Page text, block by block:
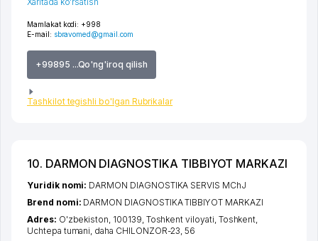
Mamlakat kodi: +998
E-mail: sbravomed@gmail.com
+99895 ...Qo'ng'iroq qilish
Tashkilot tegishli bo'lgan Rubrikalar
10. DARMON DIAGNOSTIKA TIBBIYOT MARKAZI
Yuridik nomi: DARMON DIAGNOSTIKA SERVIS MChJ
Brend nomi: DARMON DIAGNOSTIKA TIBBIYOT MARKAZI
Adres: O'zbekiston, 100139, Toshkent viloyati Toshkent
Uchtepa tumani daha CHILONZOR-23 , 56